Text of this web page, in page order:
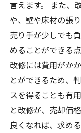
言えます。 また、
や、壁や床材の張
売り手が少しでも
めることができる
改修には費用がか
とができるため、
スを得ることも有
と改修が、売却価
良くなれば、求め